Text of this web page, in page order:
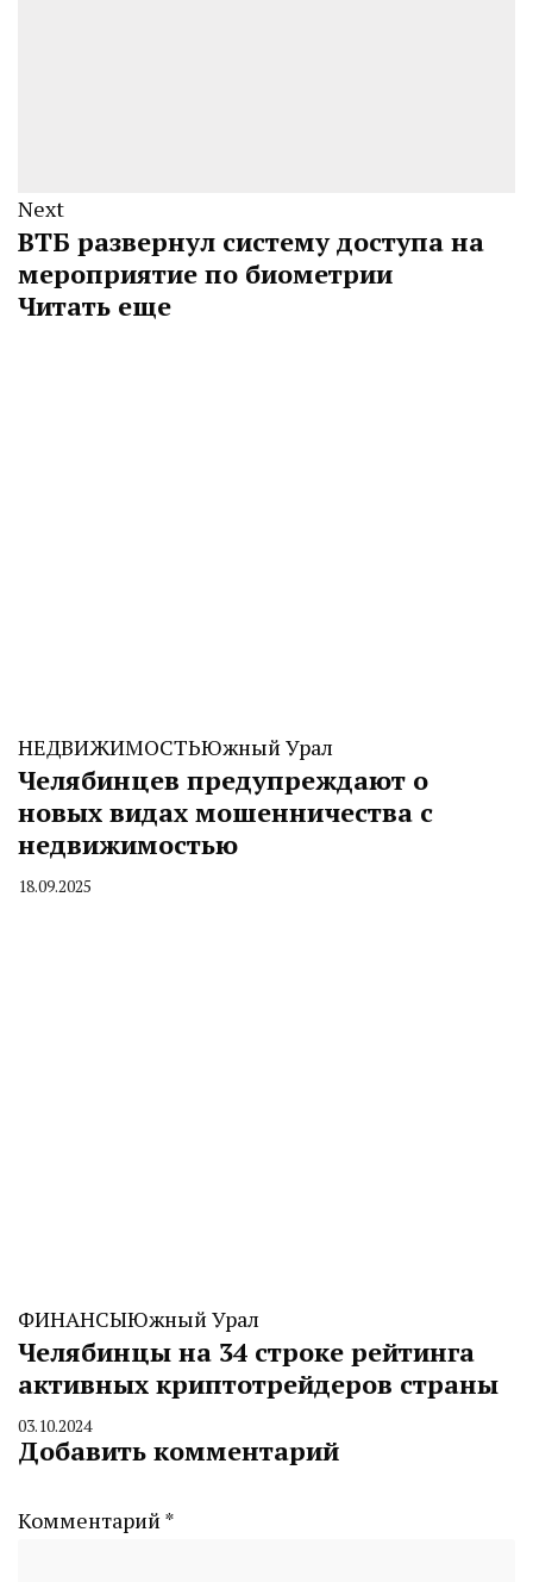
Next
ВТБ развернул систему доступа на
мероприятие по биометрии
Читать еще
НЕДВИЖИМОСТЬЮжный Урал
Челябинцев предупреждают о
новых видах мошенничества с
недвижимостью
By
18.09.2025
ФИНАНСЫЮжный Урал
Челябинцы на 34 строке рейтинга
активных криптотрейдеров страны
By
CHELINDUSTRY
03.10.2024
Добавить комментарий
Комментарий *